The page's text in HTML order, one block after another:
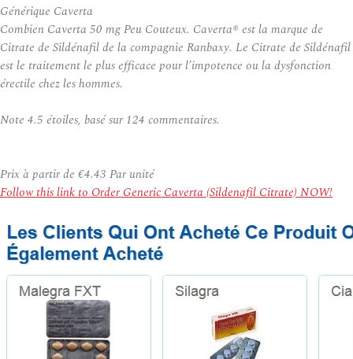
Générique Caverta
Combien Caverta 50 mg Peu Couteux. Caverta® est la marque de
Citrate de Sildénafil de la compagnie Ranbaxy. Le Citrate de Sildénafil
est le traitement le plus efficace pour l’impotence ou la dysfonction
érectile chez les hommes.
Note 4.5 étoiles, basé sur 124 commentaires.
Prix à partir de €4.43 Par unité
Follow this link to Order Generic Caverta (Sildenafil Citrate) NOW!